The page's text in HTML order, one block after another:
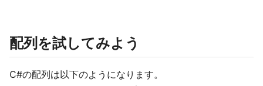
配列を試してみよう
C#の配列は以下のようになります。